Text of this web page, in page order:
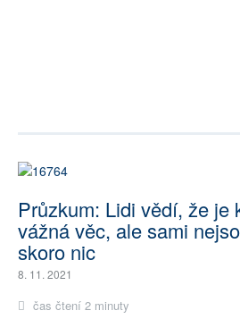
Průzkum: Lidi vědí, že je
vážná věc, ale sami
skoro nic
8. 11. 2021
čas čtení 2 minuty